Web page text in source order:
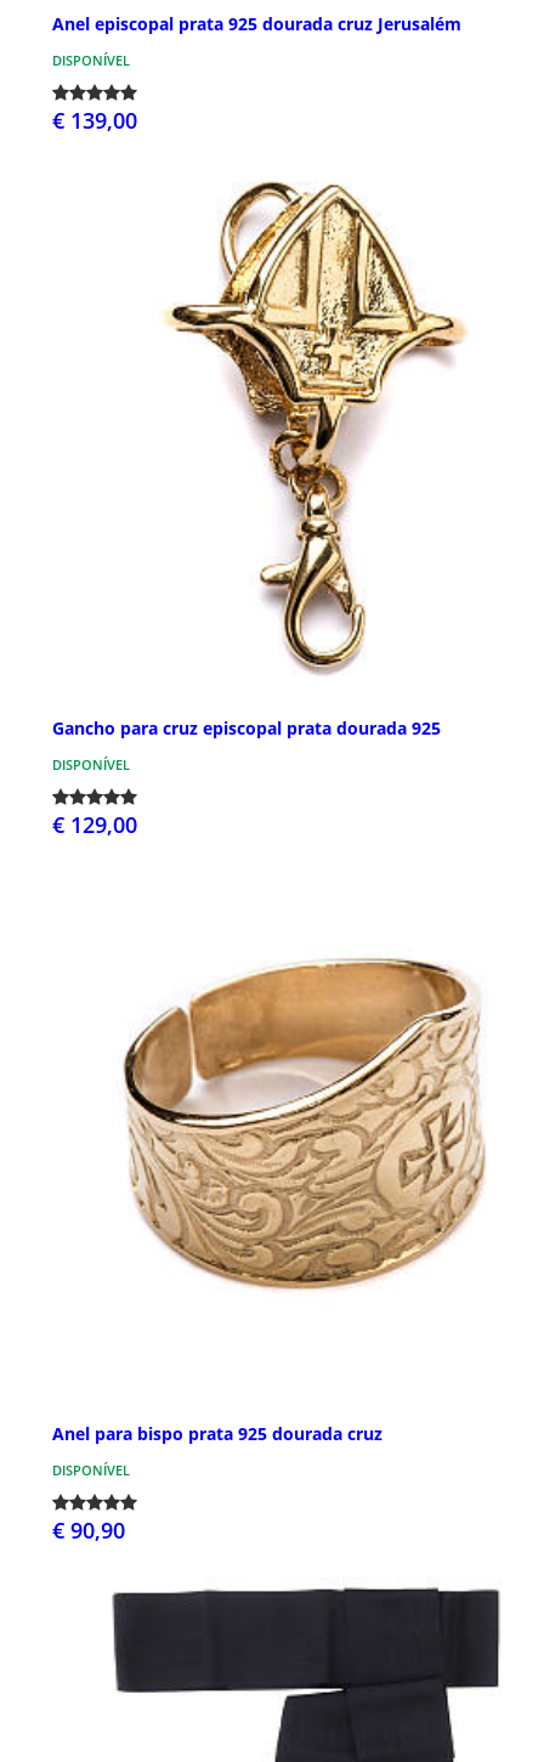
Anel episcopal prata 925 dourada cruz Jerusalém
DISPONÍVEL
€ 139,00
Gancho para cruz episcopal prata dourada 925
DISPONÍVEL
€ 129,00
Anel para bispo prata 925 dourada cruz
DISPONÍVEL
€ 90,90